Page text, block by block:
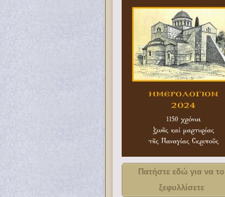
Πατήστε εδώ για να το
ξεφυλλίσετε